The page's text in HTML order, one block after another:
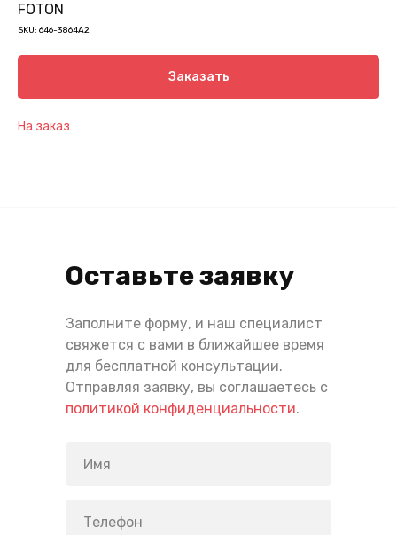
FOTON
SKU: 646-3864A2
Заказать
На заказ
Оставьте заявку
Заполните форму, и наш специалист
свяжется с вами в ближайшее время
для бесплатной консультации.
Отправляя заявку, вы соглашаетесь с
политикой конфиденциальности.